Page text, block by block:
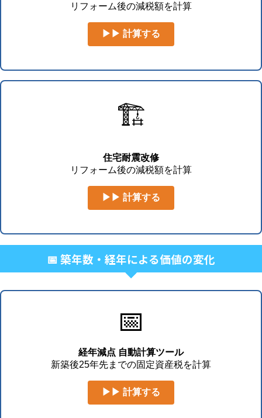
リフォーム後の減税額を計算
▶▶ 計算する
🏗️
住宅耐震改修
リフォーム後の減税額を計算
▶▶ 計算する
📅 築年数・経年による価値の変化
📅
経年減点 自動計算ツール
新築後25年先までの固定資産税を計算
▶▶ 計算する